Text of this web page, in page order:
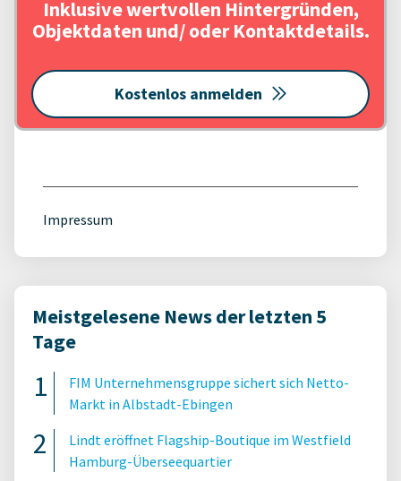
Inklusive wertvollen Hintergründen,
Objektdaten und/ oder Kontaktdetails.
Kostenlos anmelden
Impressum
Meistgelesene News der letzten 5
Tage
FIM Unternehmensgruppe sichert sich Netto-
Markt in Albstadt-Ebingen
Lindt eröffnet Flagship-Boutique im Westfield
Hamburg-Überseequartier